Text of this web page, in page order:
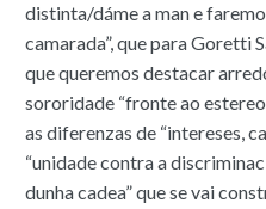
distinta/dáme a man e
camarada”, que para Goretti
que queremos destacar
sororidade “fronte ao
as diferenzas de “intereses,
“unidade contra a
dunha cadea” que se vai